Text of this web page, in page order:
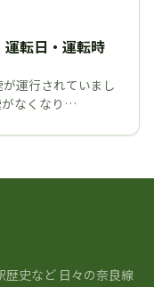
運転日・運転時
運行されていまし
がなくなり…
歴史など ⽇々の奈良線